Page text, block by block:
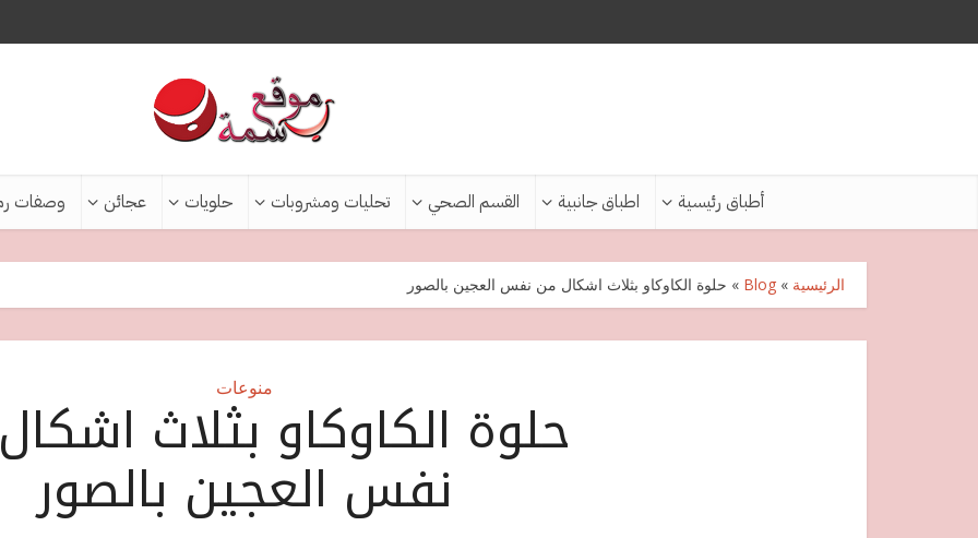
أطباق رئيسية اطباق جانبية القسم الصحي تحليات ومشروبات حلويات عجائن وصفات
الرئيسية »
Blog
» حلوة الكاوكاو بثلاث اشكال من نفس العجين بالصور
منوعات
حلوة الكاوكاو بثلاث
نفس العجين بالصور